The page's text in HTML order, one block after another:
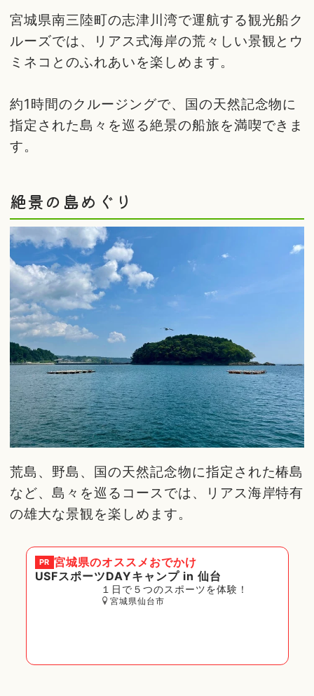
宮城県南三陸町の志津川湾で運航する観光船ク
ルーズでは、リアス式海岸の荒々しい景観とウ
ミネコとのふれあいを楽しめます。
約1時間のクルージングで、国の天然記念物に
指定された島々を巡る絶景の船旅を満喫できま
す。
絶景の島めぐり
荒島、野島、国の天然記念物に指定された椿島
など、島々を巡るコースでは、リアス海岸特有
の雄大な景観を楽しめます。
PR 宮城県のオススメおでかけ
USFスポーツDAYキャンプ in 仙台
１日で５つのスポーツを体験！
宮城県仙台市